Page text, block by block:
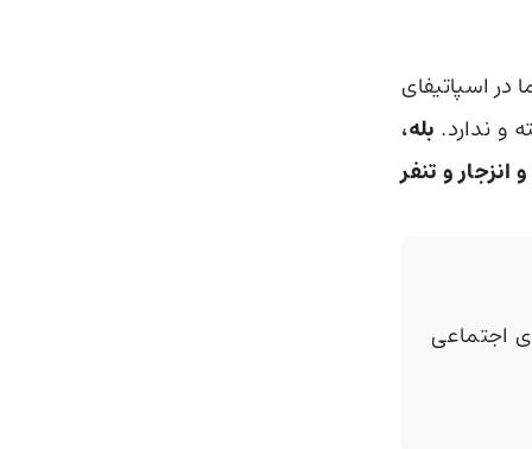
اسپاتیفای
و ندارد. بله،
انزجار و تنفر
اجتماعی